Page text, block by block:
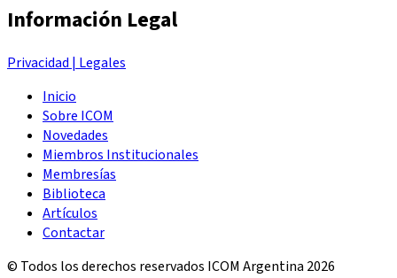
Información Legal
Privacidad | Legales
Inicio
Sobre ICOM
Novedades
Miembros Institucionales
Membresías
Biblioteca
Artículos
Contactar
© Todos los derechos reservados ICOM Argentina 2026